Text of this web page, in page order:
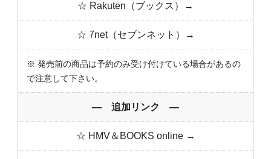
☆ Rakuten（ブックス）→
☆ 7net（セブンネット）→
※ 発売前の商品は予約のみ受け付けている場合があるの
で注意して下さい。
― 追加リンク ―
☆ HMV＆BOOKS online →